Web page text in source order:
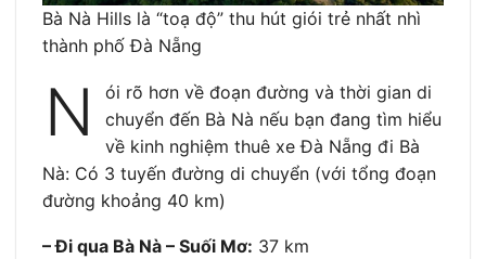
Bà Nà Hills là “toạ độ” thu hút giói trẻ nhất nhì
thành phố Đà Nẵng
N
ói rõ hơn về đoạn đường và thời gian di
chuyển đến Bà Nà nếu bạn đang tìm hiểu
về kinh nghiệm thuê xe Đà Nẵng đi Bà
Nà: Có 3 tuyến đường di chuyển (với tổng đoạn
đường khoảng 40 km)
– Đi qua Bà Nà – Suối Mơ: 37 km